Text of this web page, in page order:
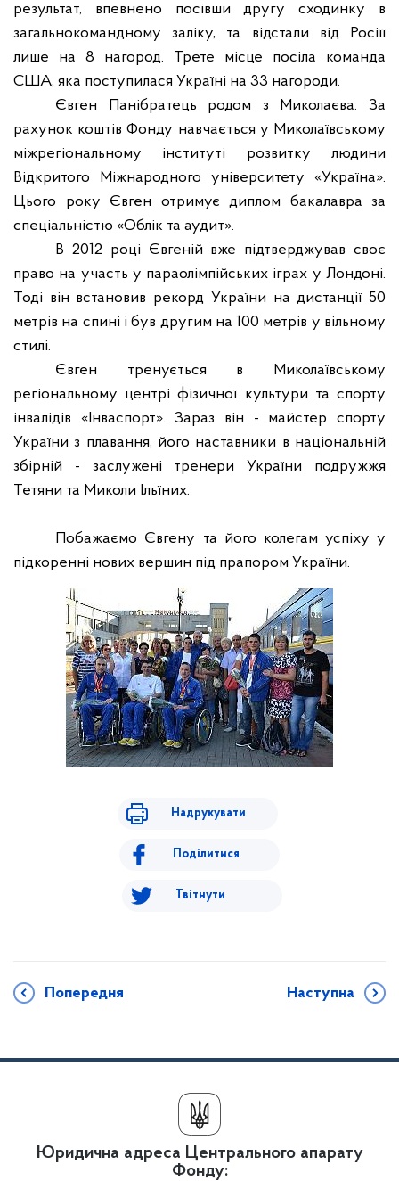
результат, впевнено посівши другу сходинку в
загальнокомандному заліку, та відстали від Росіїї
лише на 8 нагород. Трете місце посіла команда
США, яка поступилася Україні на 33 нагороди.
Євген Панібратець родом з Миколаєва. За
рахунок коштів Фонду навчається у Миколаївському
міжрегіональному інституті розвитку людини
Відкритого Міжнародного університету «Україна».
Цього року Євген отримує диплом бакалавра за
спеціальністю «Облік та аудит».
В 2012 році Євгеній вже підтверджував своє
право на участь у параолімпійських іграх у Лондоні.
Тоді він встановив рекорд України на дистанції 50
метрів на спині і був другим на 100 метрів у вільному
стилі.
Євген тренується в Миколаївському
регіональному центрі фізичної культури та спорту
інвалідів «Інваспорт». Зараз він - майстер спорту
України з плавання, його наставники в національній
збірній - заслужені тренери України подружжя
Тетяни та Миколи Ільїних.
Побажаємо Євгену та його колегам успіху у
підкоренні нових вершин під прапором України.
Надрукувати
Поділитися
Твітнути
Попередня Наступна
Юридична адреса Центрального апарату
Фонду: